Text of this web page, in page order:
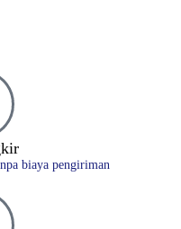
biaya pengiriman